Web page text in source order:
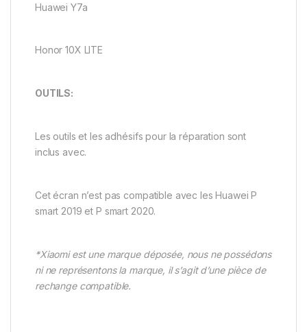
Huawei Y7a
Honor 10X LITE
OUTILS:
Les outils et les adhésifs pour la réparation sont
inclus avec.
Cet écran n’est pas compatible avec les Huawei P
smart 2019 et P smart 2020.
*Xiaomi est une marque déposée, nous ne possédons
ni ne représentons la marque, il s’agit d’une pièce de
rechange compatible.